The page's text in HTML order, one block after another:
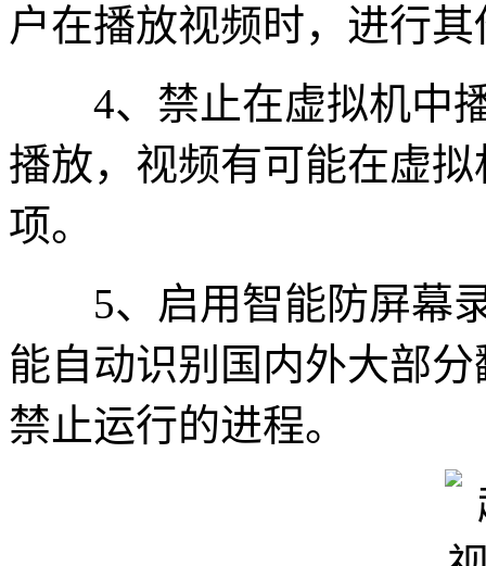
户在播放视频时，进行
4、禁止在虚拟机中播
播放，视频有可能在虚
项。
5、启用智能防屏幕录
能自动识别国内外大部
禁止运行的进程。